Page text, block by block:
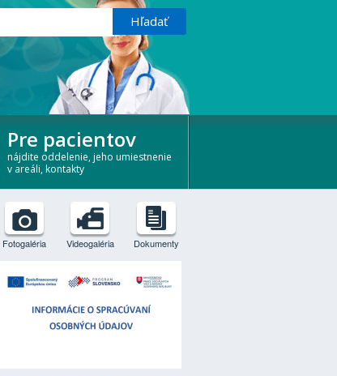
Pre pacientov
nájdite oddelenie, jeho umiestnenie
v areáli, kontakty
Fotogaléria Videogaléria Dokumenty